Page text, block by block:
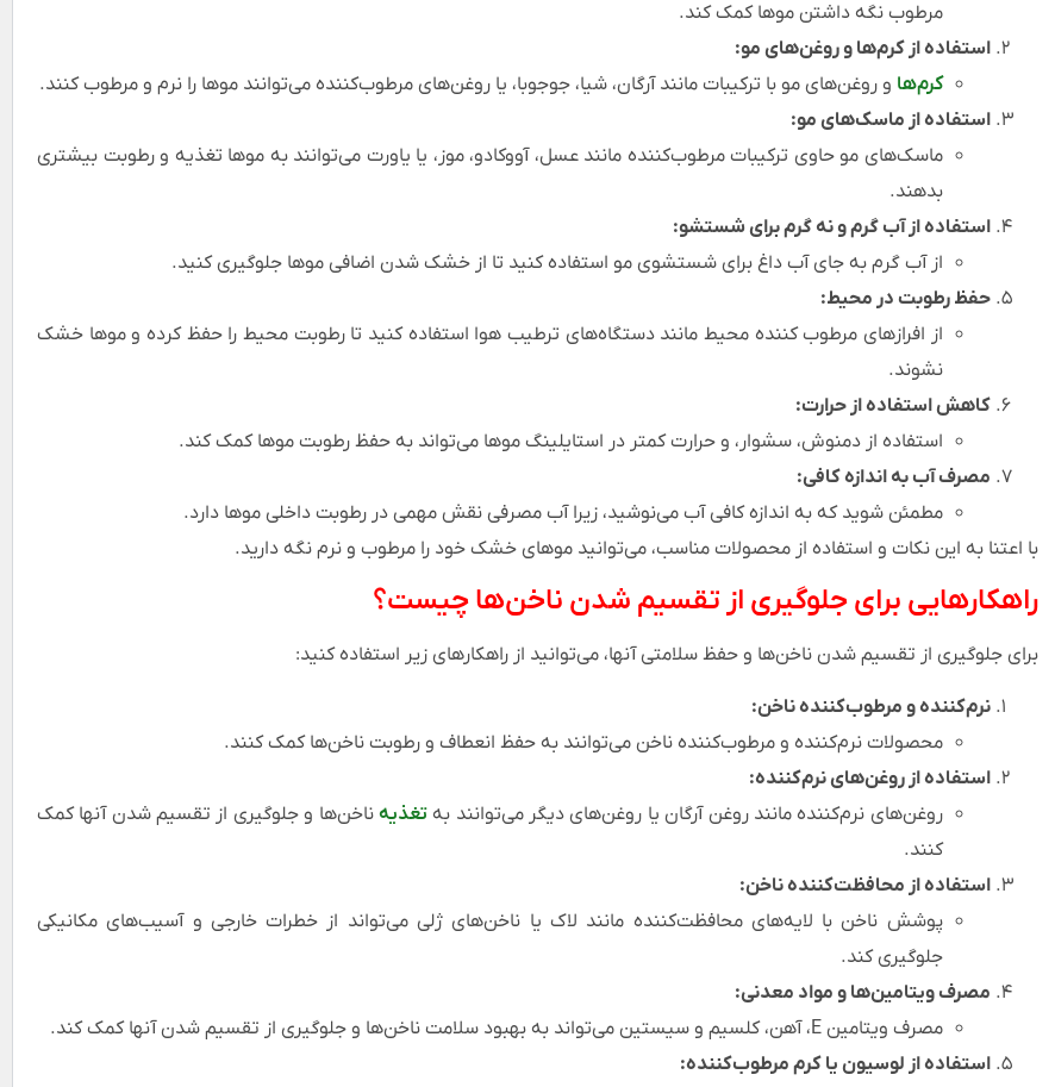
مرطوب نگه داشتن موها کمک کند.
استفاده از کرم‌ها و روغن‌های مو:
کرم‌ها و روغن‌های مو با ترکیبات مانند آرگان، شیا، جوجوبا، یا روغن‌های مرطوب‌کننده می‌توانند موها را نرم و مرطوب کنند.
استفاده از ماسک‌های مو:
ماسک‌های مو حاوی ترکیبات مرطوب‌کننده مانند عسل، آووکادو، موز، یا یاورت می‌توانند به موها تغذیه و رطوبت بیشتری
بدهند.
استفاده از آب گرم و نه گرم برای شستشو:
از آب گرم به جای آب داغ برای شستشوی مو استفاده کنید تا از خشک شدن اضافی موها جلوگیری کنید.
حفظ رطوبت در محیط:
از افرازهای مرطوب کننده محیط مانند دستگاه‌های ترطیب هوا استفاده کنید تا رطوبت محیط را حفظ کرده و موها خشک
نشوند.
کاهش استفاده از حرارت:
استفاده از دمنوش، سشوار، و حرارت کمتر در استایلینگ موها می‌تواند به حفظ رطوبت موها کمک کند.
مصرف آب به اندازه کافی:
مطمئن شوید که به اندازه کافی آب می‌نوشید، زیرا آب مصرفی نقش مهمی در رطوبت داخلی موها دارد.
با اعتنا به این نکات و استفاده از محصولات مناسب، می‌توانید موهای خشک خود را مرطوب و نرم نگه دارید.
راهکارهایی برای جلوگیری از تقسیم شدن ناخن‌ها چیست؟
برای جلوگیری از تقسیم شدن ناخن‌ها و حفظ سلامتی آنها، می‌توانید از راهکارهای زیر استفاده کنید:
نرم‌کننده و مرطوب‌کننده ناخن:
محصولات نرم‌کننده و مرطوب‌کننده ناخن می‌توانند به حفظ انعطاف و رطوبت ناخن‌ها کمک کنند.
استفاده از روغن‌های نرم‌کننده:
روغن‌های نرم‌کننده مانند روغن آرگان یا روغن‌های دیگر می‌توانند بهتغذیه ناخن‌ها و جلوگیری از تقسیم شدن آنها کمک
کنند.
استفاده از محافظت‌کننده ناخن:
پوشش ناخن با لایه‌های محافظت‌کننده مانند لاک یا ناخن‌های ژلی می‌تواند از خطرات خارجی و آسیب‌های مکانیکی
جلوگیری کند.
مصرف ویتامین‌ها و مواد معدنی:
مصرف ویتامین E، آهن، کلسیم و سیستین می‌تواند به بهبود سلامت ناخن‌ها و جلوگیری از تقسیم شدن آنها کمک کند.
استفاده از لوسیون یا کرم مرطوب‌کننده: